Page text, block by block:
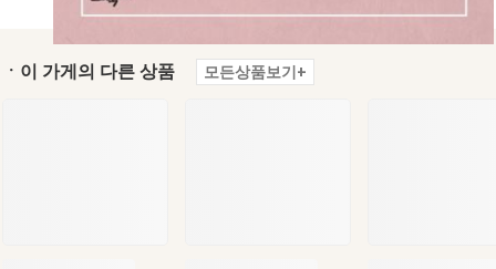
ㆍ이 가게의 다른 상품 모든상품보기+